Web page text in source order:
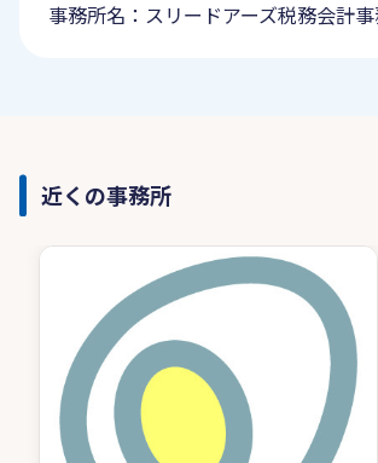
事務所名：スリードアーズ税務会計
近くの事務所